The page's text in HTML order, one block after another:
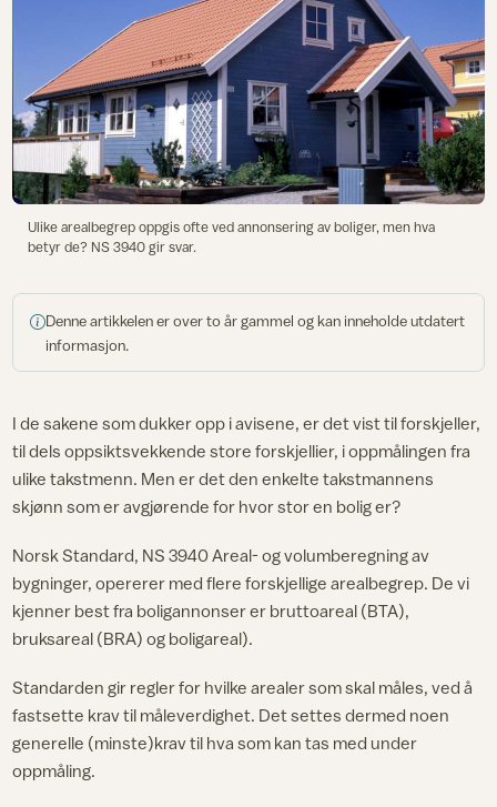
Ulike arealbegrep oppgis ofte ved annonsering av boliger, men hva
betyr de? NS 3940 gir svar.
Denne artikkelen er over to år gammel og kan inneholde utdatert
informasjon.
I de sakene som dukker opp i avisene, er det vist til forskjeller,
til dels oppsiktsvekkende store forskjellier, i oppmålingen fra
ulike takstmenn. Men er det den enkelte takstmannens
skjønn som er avgjørende for hvor stor en bolig er?
Norsk Standard, NS 3940 Areal- og volumberegning av
bygninger, opererer med flere forskjellige arealbegrep. De vi
kjenner best fra boligannonser er bruttoareal (BTA),
bruksareal (BRA) og boligareal).
Standarden gir regler for hvilke arealer som skal måles, ved å
fastsette krav til måleverdighet. Det settes dermed noen
generelle (minste)krav til hva som kan tas med under
oppmåling.